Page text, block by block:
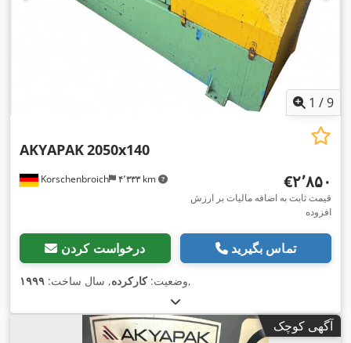
1 /9
Korschenbroich ۴٬۳۳۳ km
AKYAPAK2050x140
‎€۲٬۸۵۰
قیمت ثابت به اضافه مالیات بر ارزش
افزوده
درخواست کردن تماس بگیرید
وضعیت:کارکرده, سال ساخت: ۱۹۹۹ ,
آگهی کوچک